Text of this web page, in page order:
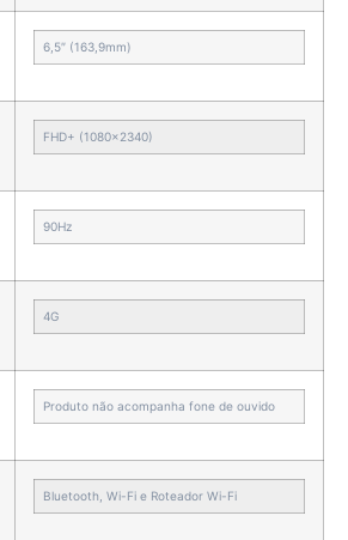
6,5″ (163,9mm)
FHD+ (1080×2340)
90Hz
4G
Produto não acompanha fone de ouvido
Bluetooth, Wi-Fi e Roteador Wi-Fi